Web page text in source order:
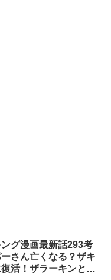
グ漫画最新話293考
さん亡くなる？ザキ
活！ザラーキンと